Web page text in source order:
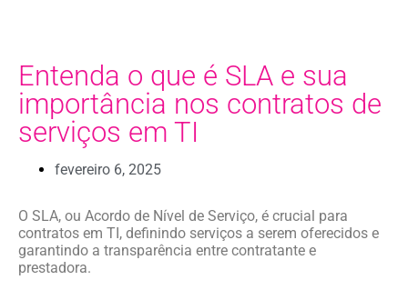
Entenda o que é SLA e sua
importância nos contratos de
serviços em TI
fevereiro 6, 2025
O SLA, ou Acordo de Nível de Serviço, é crucial para
contratos em TI, definindo serviços a serem oferecidos e
garantindo a transparência entre contratante e
prestadora.